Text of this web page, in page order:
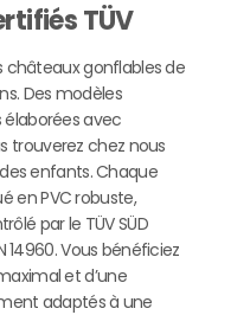
TÜV
gonflables de
Des modèles
élaborées avec
trouverez chez nous
enfants. Chaque
en PVC robuste,
par le TÜV SÜD
Vous bénéficiez
et d’une
adaptés à une